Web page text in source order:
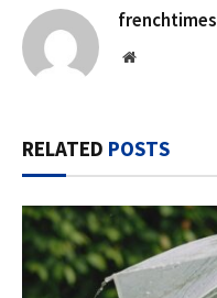
frenchtimes
Website
RELATED POSTS